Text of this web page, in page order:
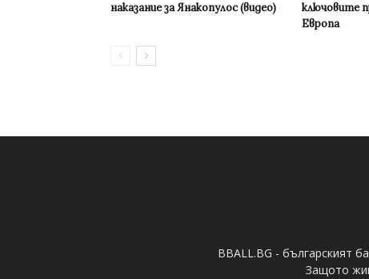
наказание за Янакопулос (видео)
ключовите
Европа
BBALL.BG - българският
Защото